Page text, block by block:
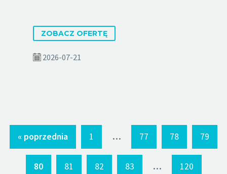
ZOBACZ OFERTĘ
2026-07-21
« poprzednia 1 ... 77 78 79
80 81 82 83 ... 120